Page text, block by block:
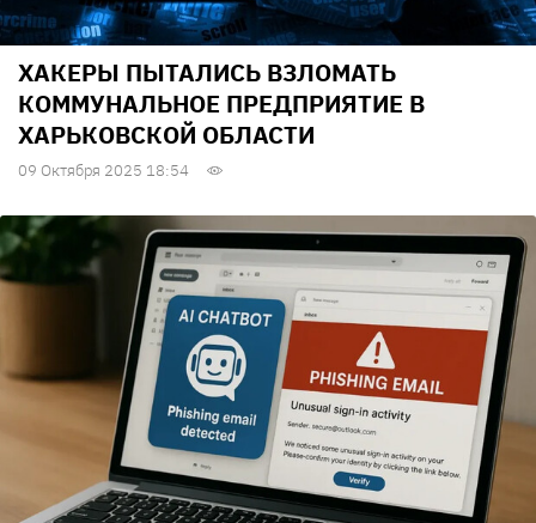
ХАКЕРЫ ПЫТАЛИСЬ ВЗЛОМАТЬ
КОММУНАЛЬНОЕ ПРЕДПРИЯТИЕ В
ХАРЬКОВСКОЙ ОБЛАСТИ
09 Октября 2025 18:54